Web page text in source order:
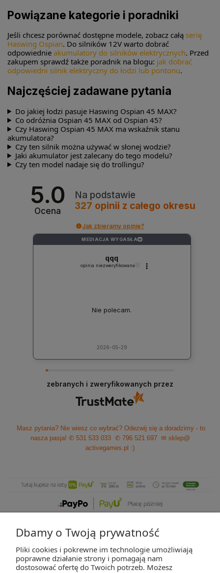
Powiązane kategorie i poradniki
Jeśli chcesz porównać dostępne modele, zobacz całą serię
Haswing Ospian. Do silników 12V warto dobrać
odpowiednie akumulatory do silników elektrycznych. Przed
zakupem sprawdź także poradnik na blogu: jak dobrać
odpowiedni silnik elektryczny do łodzi lub pontonu.
Najczęściej zadawane pytania
Do jakiej łodzi pasuje Haswing Ospian 45 MAX?
Co odróżnia Ospian 45 MAX od Ospian 45?
Czy Haswing Ospian 45 MAX ma wskaźnik stanu
akumulatora?
Czy ten silnik można używać w słonej wodzie?
Jaki akumulator jest zalecany do tego modelu?
Czy ten model nadaje się do trollingu?
5.0
Ocena
Na podstawie
327 opinii z całego okresu
Jak zbieramy opinie?
MEDIACJA WYGASŁA ?
qqq
opinia niezweryfikowana
Nie polecam.
2026-05-29
zebranych i zweryfikowanych przez
Masz pytania? Nie wiesz co wybrać? Odezwij się a doradzimy - to
nasza pasja! ✆ 531 533 033 ✆ 796 521 697
✉ sklep@
activegames.pl :)
ZAKUPY
Dbamy o Twoją prywatność
Pliki cookies i pokrewne im technologie umożliwiają
poprawne działanie strony i pomagają nam
dostosować ofertę do Twoich potrzeb. Możesz